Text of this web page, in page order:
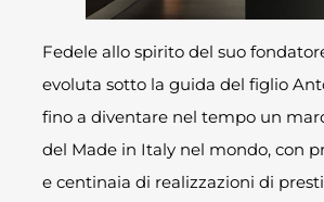
Fedele allo spirito del suo
evoluta sotto la guida del figlio
fino a diventare nel tempo un
del Made in Italy nel mondo, con
e centinaia di realizzazioni di